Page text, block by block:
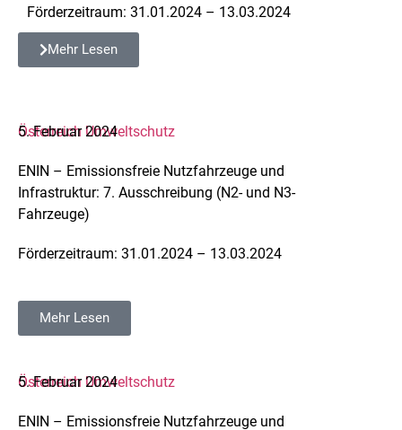
Förderzeitraum: 31.01.2024 – 13.03.2024
Mehr Lesen
Österreich Umweltschutz
5. Februar 2024
ENIN – Emissionsfreie Nutzfahrzeuge und
Infrastruktur: 7. Ausschreibung (N2- und N3-
Fahrzeuge)
Förderzeitraum: 31.01.2024 – 13.03.2024
Mehr Lesen
Österreich Umweltschutz
5. Februar 2024
ENIN – Emissionsfreie Nutzfahrzeuge und